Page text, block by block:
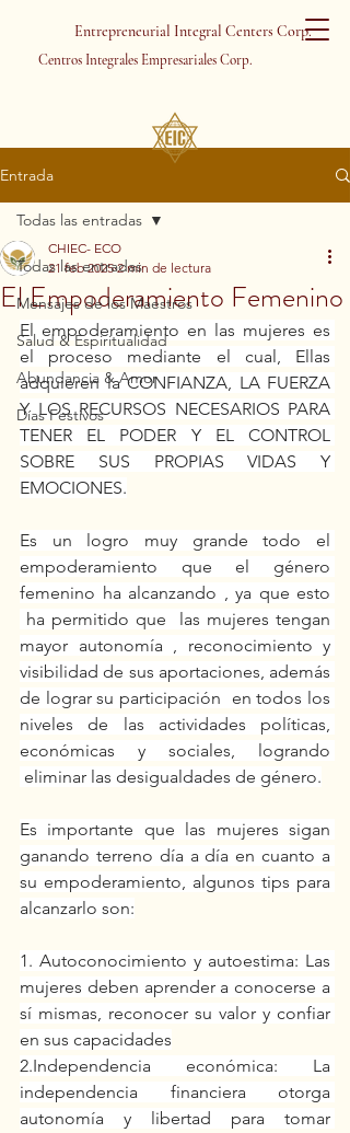
Entrepreneurial Integral Centers Corp.
Centros Integrales Empresariales Corp.
Entrada
Todas las entradas
Mensajes de los Maestros
Salud & Espiritualidad
Abundancia & Amor
Días Festivos
Todas las entradas
El Empoderamiento Femenino
CHIEC- ECO
21 feb 2025 2 min de lectura
El empoderamiento en las mujeres es
el proceso mediante el cual, Ellas
adquieren la CONFIANZA, LA FUERZA
Y LOS RECURSOS NECESARIOS PARA
TENER EL PODER Y EL CONTROL
SOBRE SUS PROPIAS VIDAS Y
EMOCIONES.
Es un logro muy grande todo el
empoderamiento que el género
femenino ha alcanzando , ya que esto
ha permitido que  las mujeres tengan
mayor autonomía , reconocimiento y
visibilidad de sus aportaciones, además
de lograr su participación  en todos los
niveles de las actividades políticas,
económicas y sociales, logrando
eliminar las desigualdades de género.
Es importante que las mujeres sigan
ganando terreno día a día en cuanto a
su empoderamiento, algunos tips para
alcanzarlo son:
1. Autoconocimiento y autoestima: Las
mujeres deben aprender a conocerse a
sí mismas, reconocer su valor y confiar
en sus capacidades
2.Independencia económica: La
independencia financiera otorga
autonomía y libertad para tomar